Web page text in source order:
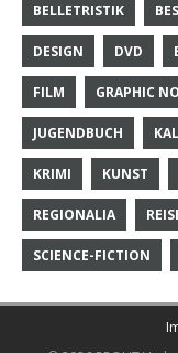
BELLETRISTIK
DESIGN DVD
FILM GRAPHIC
JUGENDBUCH
KRIMI KUNST
REGIONALIA
SCIENCE-FICTION